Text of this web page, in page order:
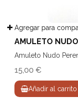
Agregar para
AMULETO
Amuleto Nudo
15,00 €
Añadir al carrito